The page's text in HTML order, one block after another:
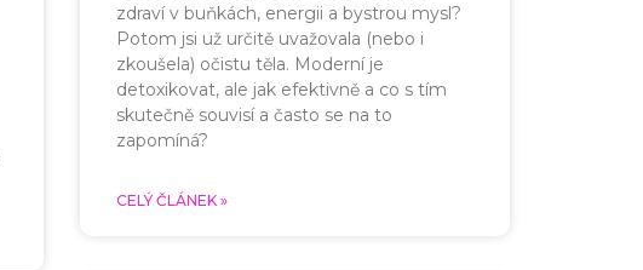
zdraví v buňkách, energii a bystrou mysl?
Potom jsi už určitě uvažovala (nebo i
zkoušela) očistu těla. Moderní je
detoxikovat, ale jak efektivně a co s tím
skutečně souvisí a často se na to
zapomíná?
CELÝ ČLÁNEK »